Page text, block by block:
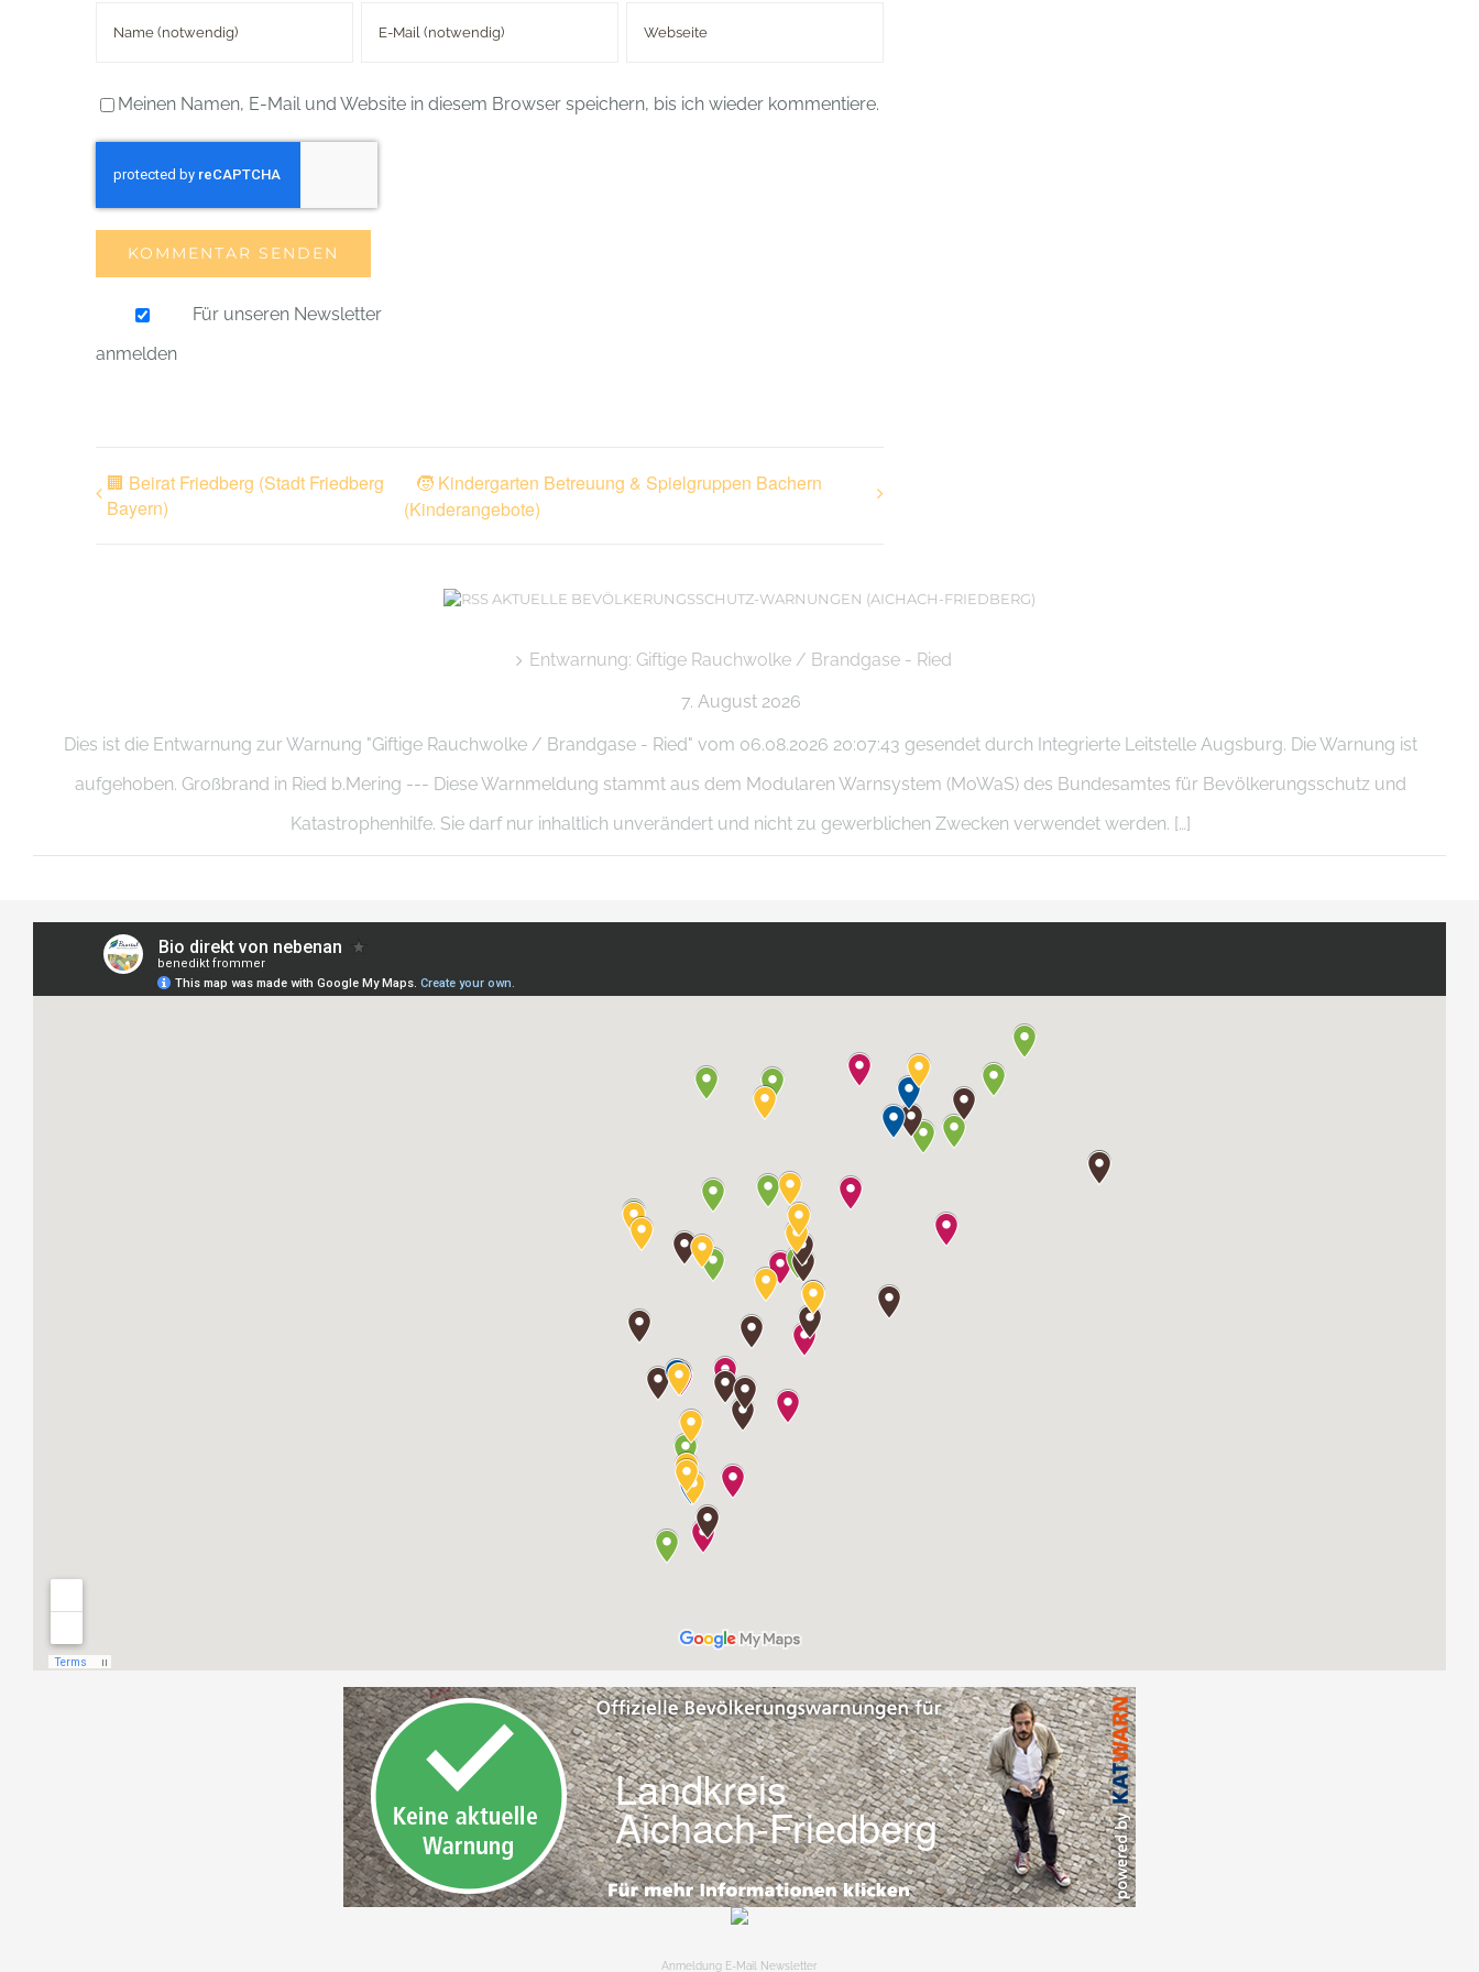
Meinen Namen, E-Mail und Website in diesem Browser speichern, bis ich wieder kommentiere.
Für unseren Newsletter
anmelden
🏢 Beirat Friedberg (Stadt Friedberg
Bayern)
🧒 Kindergarten Betreuung & Spielgruppen Bachern
(Kinderangebote)
AKTUELLE BEVÖLKERUNGSSCHUTZ-WARNUNGEN (AICHACH-FRIEDBERG)
Entwarnung: Giftige Rauchwolke / Brandgase - Ried
7. August 2026
Dies ist die Entwarnung zur Warnung "Giftige Rauchwolke / Brandgase - Ried" vom 06.08.2026 20:07:43 gesendet durch Integrierte Leitstelle Augsburg. Die Warnung ist
aufgehoben. Großbrand in Ried b.Mering --- Diese Warnmeldung stammt aus dem Modularen Warnsystem (MoWaS) des Bundesamtes für Bevölkerungsschutz und
Katastrophenhilfe. Sie darf nur inhaltlich unverändert und nicht zu gewerblichen Zwecken verwendet werden. […]
Anmeldung E-Mail Newsletter